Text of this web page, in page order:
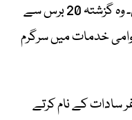
پاکستانی اور مسلم خاتون کونسلر ہیں۔ وہ گزشتہ 20 برس سے
خدمات میں سرگرم
سادات کے نام کرتے